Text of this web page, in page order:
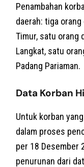
Penambahan
daerah: tiga
Timur, satu orang
Langkat, satu
Padang Pariaman.
Data Korban
Untuk korban
dalam proses
per 18 Desember
penurunan dari